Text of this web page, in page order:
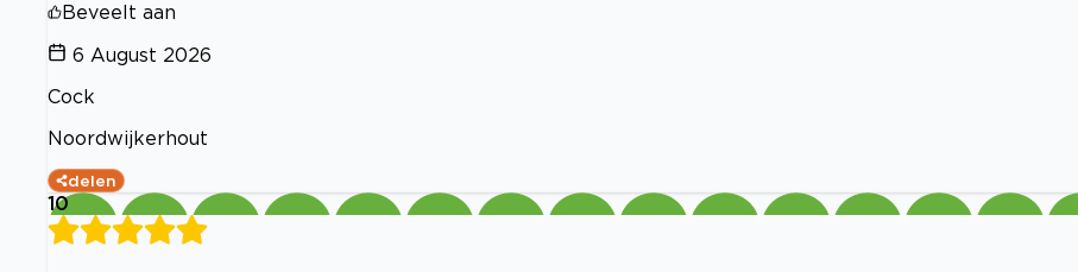
Beveelt aan
6 August 2026
Cock
Noordwijkerhout
delen
10